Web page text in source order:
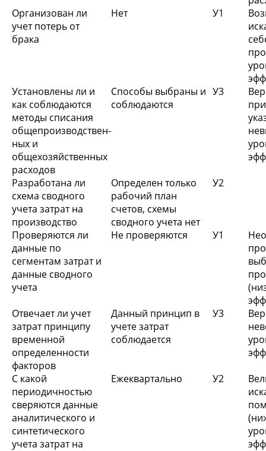
Организован ли
учет потерь от
брака
Нет У1
Установлены ли и
как соблюдаются
методы списания
общепроизводствен-
ных и
общехозяйственных
расходов
Способы выбраны и
соблюдаются
У3
Разработана ли
схема сводного
учета затрат на
производство
Определен только
рабочий план
счетов, схемы
сводного учета нет
У2
Проверяются ли
данные по
сегментам затрат и
данные сводного
учета
Не проверяются У1
Отвечает ли учет
затрат принципу
временной
определенности
факторов
Данный принцип в
учете затрат
соблюдается
У3
С какой
периодичностью
сверяются данные
аналитического и
синтетического
учета затрат на
Ежеквартально У2